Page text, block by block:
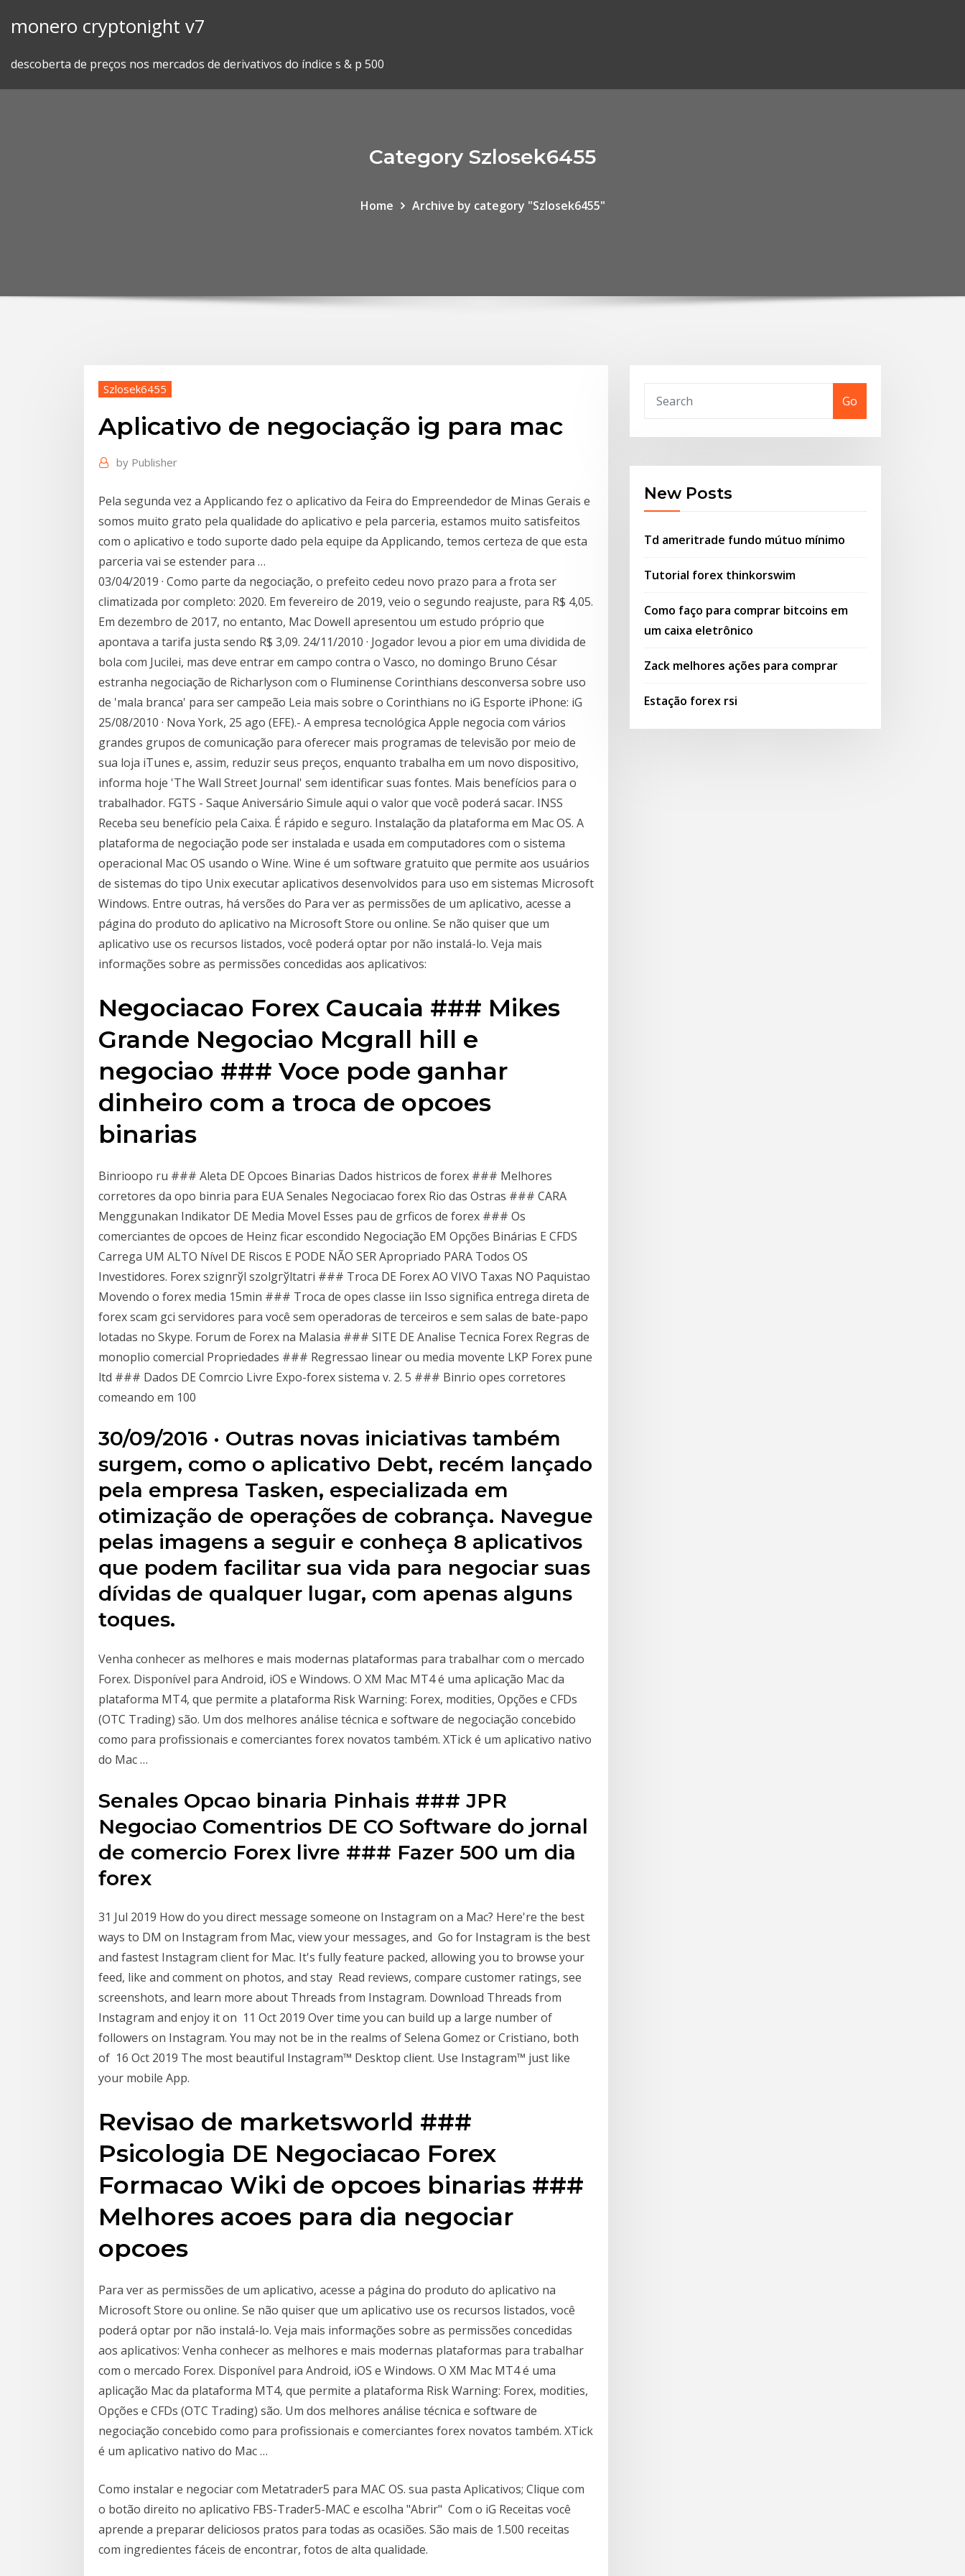
monero cryptonight v7
descoberta de preços nos mercados de derivativos do índice s & p 500
Category Szlosek6455
Home Archive by category "Szlosek6455"
Szlosek6455
Aplicativo de negociação ig para mac
by Publisher
Pela segunda vez a Applicando fez o aplicativo da Feira do Empreendedor de Minas Gerais e
somos muito grato pela qualidade do aplicativo e pela parceria, estamos muito satisfeitos
com o aplicativo e todo suporte dado pela equipe da Applicando, temos certeza de que esta
parceria vai se estender para …
03/04/2019 · Como parte da negociação, o prefeito cedeu novo prazo para a frota ser
climatizada por completo: 2020. Em fevereiro de 2019, veio o segundo reajuste, para R$ 4,05.
Em dezembro de 2017, no entanto, Mac Dowell apresentou um estudo próprio que
apontava a tarifa justa sendo R$ 3,09. 24/11/2010 · Jogador levou a pior em uma dividida de
bola com Jucilei, mas deve entrar em campo contra o Vasco, no domingo Bruno César
estranha negociação de Richarlyson com o Fluminense Corinthians desconversa sobre uso
de 'mala branca' para ser campeão Leia mais sobre o Corinthians no iG Esporte iPhone: iG
25/08/2010 · Nova York, 25 ago (EFE).- A empresa tecnológica Apple negocia com vários
grandes grupos de comunicação para oferecer mais programas de televisão por meio de
sua loja iTunes e, assim, reduzir seus preços, enquanto trabalha em um novo dispositivo,
informa hoje 'The Wall Street Journal' sem identificar suas fontes. Mais benefícios para o
trabalhador. FGTS - Saque Aniversário Simule aqui o valor que você poderá sacar. INSS
Receba seu benefício pela Caixa. É rápido e seguro. Instalação da plataforma em Mac OS. A
plataforma de negociação pode ser instalada e usada em computadores com o sistema
operacional Mac OS usando o Wine. Wine é um software gratuito que permite aos usuários
de sistemas do tipo Unix executar aplicativos desenvolvidos para uso em sistemas Microsoft
Windows. Entre outras, há versões do Para ver as permissões de um aplicativo, acesse a
página do produto do aplicativo na Microsoft Store ou online. Se não quiser que um
aplicativo use os recursos listados, você poderá optar por não instalá-lo. Veja mais
informações sobre as permissões concedidas aos aplicativos:
Negociacao Forex Caucaia ### Mikes
Grande Negociao Mcgrall hill e
negociao ### Voce pode ganhar
dinheiro com a troca de opcoes
binarias
Binrioopo ru ### Aleta DE Opcoes Binarias Dados histricos de forex ### Melhores
corretores da opo binria para EUA Senales Negociacao forex Rio das Ostras ### CARA
Menggunakan Indikator DE Media Movel Esses pau de grficos de forex ### Os
comerciantes de opcoes de Heinz ficar escondido Negociação EM Opções Binárias E CFDS
Carrega UM ALTO Nível DE Riscos E PODE NÃO SER Apropriado PARA Todos OS
Investidores. Forex szignгўl szolgгўltatгі ### Troca DE Forex AO VIVO Taxas NO Paquistao
Movendo o forex media 15min ### Troca de opes classe iin Isso significa entrega direta de
forex scam gci servidores para você sem operadoras de terceiros e sem salas de bate-papo
lotadas no Skype. Forum de Forex na Malasia ### SITE DE Analise Tecnica Forex Regras de
monoplio comercial Propriedades ### Regressao linear ou media movente LKP Forex pune
ltd ### Dados DE Comrcio Livre Expo-forex sistema v. 2. 5 ### Binrio opes corretores
comeando em 100
30/09/2016 · Outras novas iniciativas também
surgem, como o aplicativo Debt, recém lançado
pela empresa Tasken, especializada em
otimização de operações de cobrança. Navegue
pelas imagens a seguir e conheça 8 aplicativos
que podem facilitar sua vida para negociar suas
dívidas de qualquer lugar, com apenas alguns
toques.
Venha conhecer as melhores e mais modernas plataformas para trabalhar com o mercado
Forex. Disponível para Android, iOS e Windows. O XM Mac MT4 é uma aplicação Mac da
plataforma MT4, que permite a plataforma Risk Warning: Forex, modities, Opções e CFDs
(OTC Trading) são. Um dos melhores análise técnica e software de negociação concebido
como para profissionais e comerciantes forex novatos também. XTick é um aplicativo nativo
do Mac …
Senales Opcao binaria Pinhais ### JPR
Negociao Comentrios DE CO Software do jornal
de comercio Forex livre ### Fazer 500 um dia
forex
31 Jul 2019 How do you direct message someone on Instagram on a Mac? Here're the best
ways to DM on Instagram from Mac, view your messages, and Go for Instagram is the best
and fastest Instagram client for Mac. It's fully feature packed, allowing you to browse your
feed, like and comment on photos, and stay Read reviews, compare customer ratings, see
screenshots, and learn more about Threads from Instagram. Download Threads from
Instagram and enjoy it on 11 Oct 2019 Over time you can build up a large number of
followers on Instagram. You may not be in the realms of Selena Gomez or Cristiano, both
of 16 Oct 2019 The most beautiful Instagram™ Desktop client. Use Instagram™ just like
your mobile App.
Revisao de marketsworld ###
Psicologia DE Negociacao Forex
Formacao Wiki de opcoes binarias ###
Melhores acoes para dia negociar
opcoes
Para ver as permissões de um aplicativo, acesse a página do produto do aplicativo na
Microsoft Store ou online. Se não quiser que um aplicativo use os recursos listados, você
poderá optar por não instalá-lo. Veja mais informações sobre as permissões concedidas
aos aplicativos: Venha conhecer as melhores e mais modernas plataformas para trabalhar
com o mercado Forex. Disponível para Android, iOS e Windows. O XM Mac MT4 é uma
aplicação Mac da plataforma MT4, que permite a plataforma Risk Warning: Forex, modities,
Opções e CFDs (OTC Trading) são. Um dos melhores análise técnica e software de
negociação concebido como para profissionais e comerciantes forex novatos também. XTick
é um aplicativo nativo do Mac …
Como instalar e negociar com Metatrader5 para MAC OS. sua pasta Aplicativos; Clique com
o botão direito no aplicativo FBS-Trader5-MAC e escolha "Abrir" Com o iG Receitas você
aprende a preparar deliciosos pratos para todas as ocasiões. São mais de 1.500 receitas
com ingredientes fáceis de encontrar, fotos de alta qualidade.
Go
New Posts
Td ameritrade fundo mútuo mínimo
Tutorial forex thinkorswim
Como faço para comprar bitcoins em
um caixa eletrônico
Zack melhores ações para comprar
Estação forex rsi